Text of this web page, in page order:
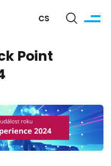
CS
Point